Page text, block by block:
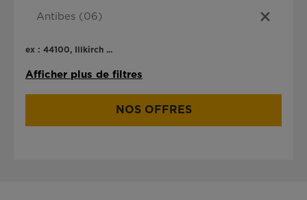
ex : 44100, Illkirch ...
Afficher plus de filtres
NOS OFFRES